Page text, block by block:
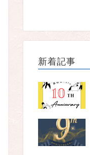
新着記事